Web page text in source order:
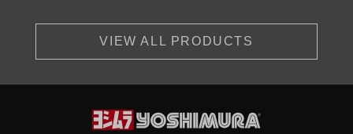
VIEW ALL PRODUCTS